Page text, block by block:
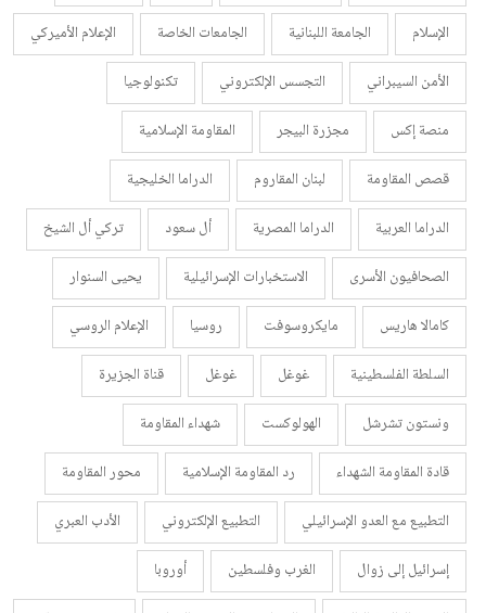
الإسلام
الجامعة اللبنانية الجامعات الخاصة
الإعلام الأميركي
الأمن السيبراني
التجسس الإلكتروني
تكنولوجيا
منصة إكس
مجزرة البيجر
المقاومة الإسلامية
قصص المقاومة
لبنان المقاروم
الدراما الخليجية
الدراما العربية
الدراما المصرية أل سعود
تركي أل الشيخ
الصحافيون الأسرى
الاستخبارات الإسرائيلية
يحيى السنوار
كامالا هاريس
مايكروسوفت روسيا
الإعلام الروسي
السلطة الفلسطينية
غوغل غوغل
قناة الجزيرة
ونستون تشرشل
الهولوكست
شهداء المقاومة
قادة المقاومة الشهداء
رد المقاومة الإسلامية
محور المقاومة
التطبيع مع العدو الإسرائيلي
التطبيع الإلكتروني
الأدب العبري
إسرائيل إلى زوال
الغرب وفلسطين
أوروبا